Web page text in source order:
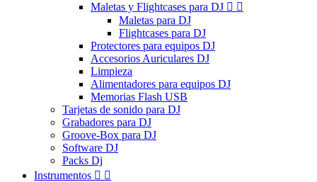
Maletas y Flightcases para DJ  
Maletas para DJ
Flightcases para DJ
Protectores para equipos DJ
Accesorios Auriculares DJ
Limpieza
Alimentadores para equipos DJ
Memorias Flash USB
Tarjetas de sonido para DJ
Grabadores para DJ
Groove-Box para DJ
Software DJ
Packs Dj
Instrumentos  